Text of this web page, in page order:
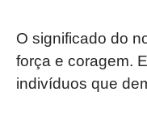
O significado do
força e coragem.
indivíduos que